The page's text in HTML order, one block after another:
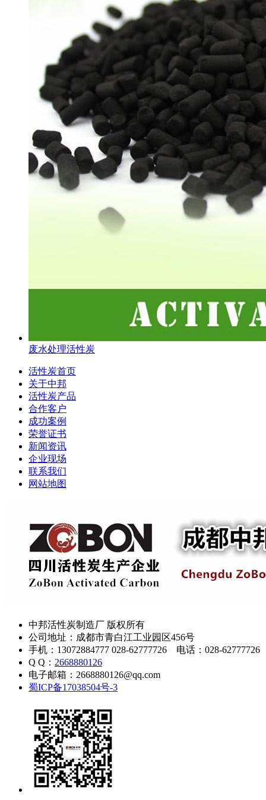
废水处理活性炭
活性炭首页
关于中邦
活性炭产品
合作客户
成功案例
荣誉证书
新闻资讯
企业现场
联系我们
网站地图
中邦活性炭制造厂 版权所有
公司地址：成都市青白江工业园区456号
手机：13072884777 028-62777726 电话：028-62777726
Q Q： 2668880126
电子邮箱：2668880126@qq.com
蜀ICP备17038504号-3